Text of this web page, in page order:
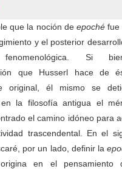
que la noción deepoché fue
y el posterior
fenomenológica. Si
que Husserl hace de
original, él mismo se
en la filosofía antigua el
el camino idóneo para
trascendental. En el
por un lado, definir la
en el pensamiento